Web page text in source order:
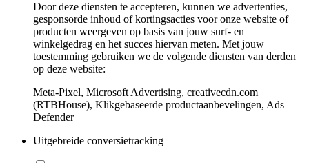
Door deze diensten te accepteren, kunnen we advertenties,
gesponsorde inhoud of kortingsacties voor onze website of
producten weergeven op basis van jouw surf- en
winkelgedrag en het succes hiervan meten. Met jouw
toestemming gebruiken we de volgende diensten van derden
op deze website:
Meta-Pixel, Microsoft Advertising, creativecdn.com
(RTBHouse), Klikgebaseerde productaanbevelingen, Ads
Defender
Uitgebreide conversietracking